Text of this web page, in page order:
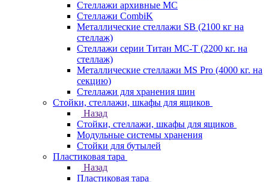
Стеллажи архивные МС
Стеллажи CombiK
Металлические стеллажи SB (2100 кг на
стеллаж)
Стеллажи серии Титан МС-Т (2200 кг. на
стеллаж)
Металлические стеллажи MS Pro (4000 кг. на
секцию)
Стеллажи для хранения шин
Стойки, стеллажи, шкафы для ящиков
Назад
Стойки, стеллажи, шкафы для ящиков
Модульные системы хранения
Стойки для бутылей
Пластиковая тара
Назад
Пластиковая тара